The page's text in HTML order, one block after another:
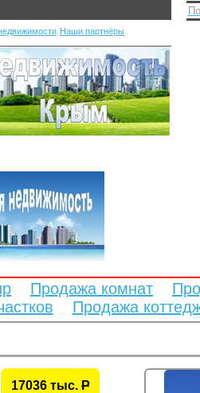
Наши партнёры
Продажа комнат
Продажа
17036 тыс. P